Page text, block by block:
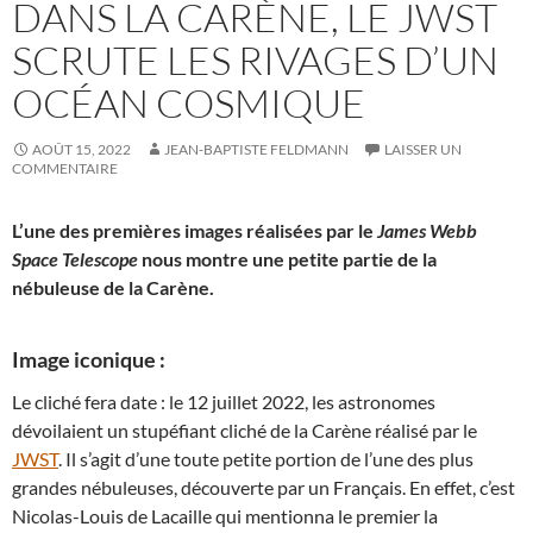
DANS LA CARÈNE, LE JWST
SCRUTE LES RIVAGES D’UN
OCÉAN COSMIQUE
AOÛT 15, 2022 JEAN-BAPTISTE FELDMANN
LAISSER UN
COMMENTAIRE
L’une des premières images réalisées par le James Webb
Space Telescope nous montre une petite partie de la
nébuleuse de la Carène.
Image iconique :
Le cliché fera date : le 12 juillet 2022, les astronomes
dévoilaient un stupéfiant cliché de la Carène réalisé par le
JWST. Il s’agit d’une toute petite portion de l’une des plus
grandes nébuleuses, découverte par un Français. En effet, c’est
Nicolas-Louis de Lacaille qui mentionna le premier la